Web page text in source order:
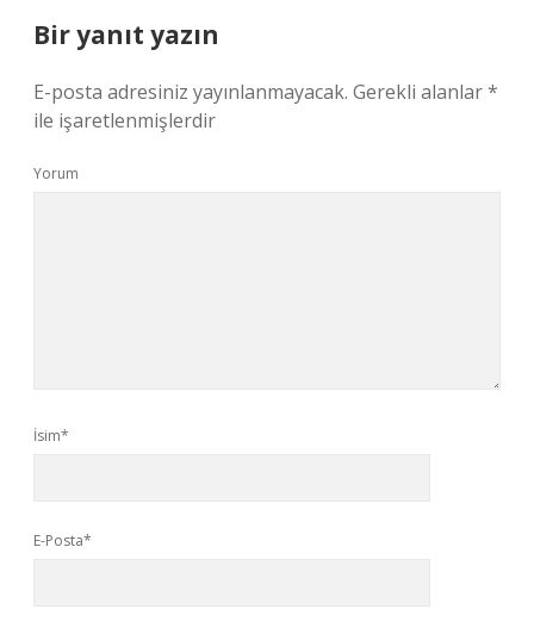
Bir yanıt yazın
E-posta adresiniz yayınlanmayacak. Gerekli alanlar*
ile işaretlenmişlerdir
Yorum
İsim*
E-Posta*